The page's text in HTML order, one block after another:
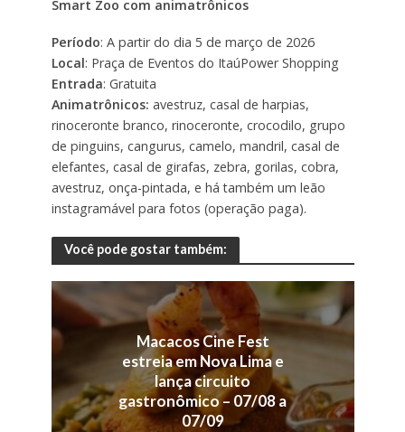
Smart Zoo com animatrônicos
Período: A partir do dia 5 de março de 2026
Local: Praça de Eventos do ItaúPower Shopping
Entrada: Gratuita
Animatrônicos: avestruz, casal de harpias,
rinoceronte branco, rinoceronte, crocodilo, grupo
de pinguins, cangurus, camelo, mandril, casal de
elefantes, casal de girafas, zebra, gorilas, cobra,
avestruz, onça-pintada, e há também um leão
instagramável para fotos (operação paga).
Você pode gostar também:
Macacos Cine Fest
estreia em Nova Lima e
lança circuito
gastronômico – 07/08 a
07/09